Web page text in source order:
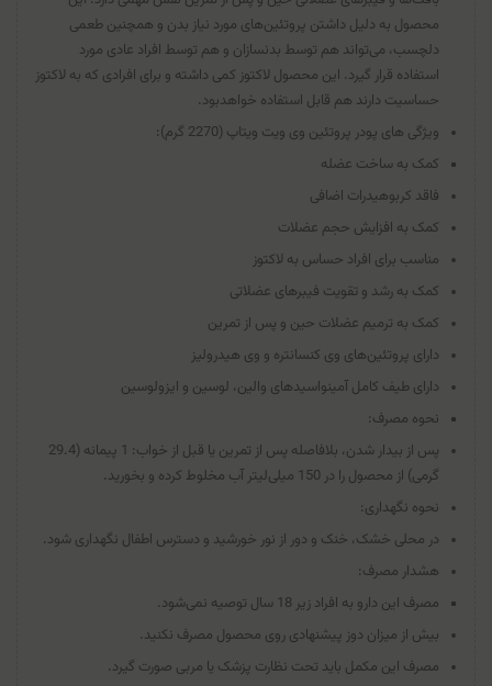
محصول به دلیل داشتن پروتئین‌های مورد نیاز بدن و همچنین طعمی
دلچسب، می‌تواند هم توسط بدنسازان و هم توسط افراد عادی مورد
استفاده قرار گیرد. این محصول لاکتوز کمی داشته و برای افرادی که به لاکتوز
حساسیت دارند هم قابل استفاده خواهدبود.
ویژگی های پودر پروتئین وی ویت ویتاپ (2270 گرم):
کمک به ساخت عضله
فاقد کربوهیدرات اضافی
کمک به افزایش حجم عضلات
مناسب برای افراد حساس به لاکتوز
کمک به رشد و تقویت فیبرهای عضلاتی
کمک به ترمیم عضلات حین و پس از تمرین
دارای پروتئین‌های وی کنسانتره و وی هیدرولیز
دارای طیف کامل آمینواسیدهای والین، لوسین و ایزولوسین
نحوه مصرف:
پس از بیدار شدن، بلافاصله پس از تمرین یا قبل از خواب: 1 پیمانه (29.4
گرمی) از محصول را در 150 میلی‌لیتر آب مخلوط کرده و بخورید.
نحوه نگهداری:
در محلی خشک، خنک و دور از نور خورشید و دسترس اطفال نگهداری شود.
هشدار مصرف:
مصرف این دارو به افراد زیر 18 سال توصیه نمی‌شود.
بیش از میزان دوز پیشنهادی روی محصول مصرف نکنید.
مصرف این مکمل باید تحت نظارت پزشک یا مربی صورت گیرد.